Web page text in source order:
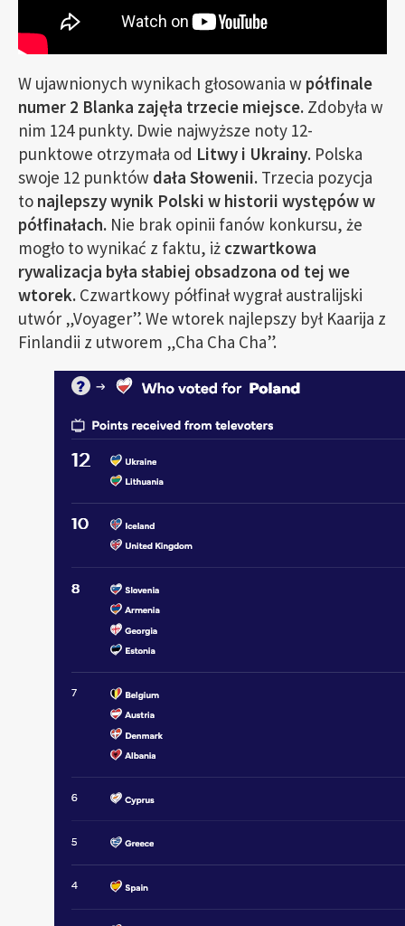
W ujawnionych wynikach głosowania w półfinale
numer 2 Blanka zajęła trzecie miejsce. Zdobyła w
nim 124 punkty. Dwie najwyższe noty 12-
punktowe otrzymała od Litwy i Ukrainy. Polska
swoje 12 punktów dała Słowenii. Trzecia pozycja
to najlepszy wynik Polski w historii występów w
półfinałach. Nie brak opinii fanów konkursu, że
mogło to wynikać z faktu, iż czwartkowa
rywalizacja była słabiej obsadzona od tej we
wtorek. Czwartkowy półfinał wygrał australijski
utwór „Voyager”. We wtorek najlepszy był Kaarija z
Finlandii z utworem „Cha Cha Cha”.